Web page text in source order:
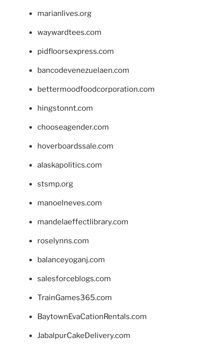
marianlives.org
waywardtees.com
pidfloorsexpress.com
bancodevenezuelaen.com
bettermoodfoodcorporation.com
hingstonnt.com
chooseagender.com
hoverboardssale.com
alaskapolitics.com
stsmp.org
manoelneves.com
mandelaeffectlibrary.com
roselynns.com
balanceyoganj.com
salesforceblogs.com
TrainGames365.com
BaytownEvaCationRentals.com
JabalpurCakeDelivery.com